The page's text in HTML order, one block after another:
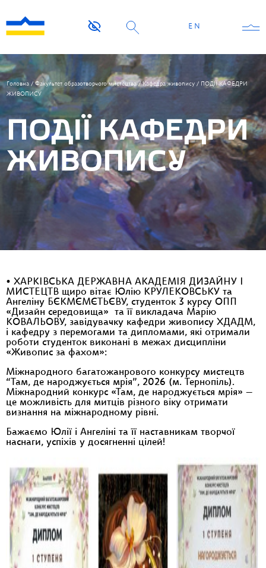
EN
Головна /Факультет образотворчого мистецтва/Кафедра живопису / ПОДІЇ КАФЕДРИ
ЖИВОПИСУ
ПОДІЇ КАФЕДРИ
ЖИВОПИСУ
• ХАРКІВСЬКА ДЕРЖАВНА АКАДЕМІЯ ДИЗАЙНУ І
МИСТЕЦТВ щиро вітає Юлію КРУЛЕКОВСЬКУ та
Ангеліну БЄКМЄМЄТЬЄВУ, студенток 3 курсу ОПП
«Дизайн середовища» та її викладача Марію
КОВАЛЬОВУ, завідувачку кафедри живопису ХДАДМ,
і кафедру з перемогами та дипломами, які отримали
роботи студенток виконані в межах дисципліни
«Живопис за фахом»:
Міжнародного багатожанрового конкурсу мистецтв
“Там, де народжується мрія”, 2026 (м. Тернопіль).
Міжнародний конкурс «Там, де народжується мрія» —
це можливість для митців різного віку отримати
визнання на міжнародному рівні.
Бажаємо Юлії і Ангеліні та її наставникам творчої
наснаги, успіхів у досягненні цілей!